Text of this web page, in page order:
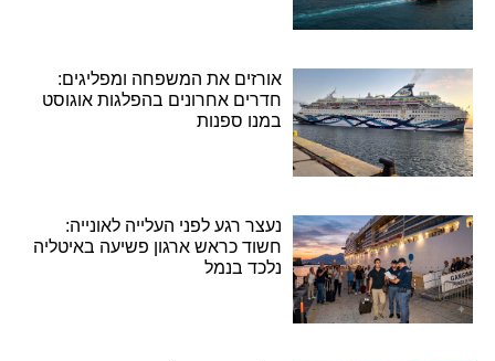
אורזים את המשפחה ומפליגים:
חדרים אחרונים בהפלגות אוגוסט
במנו ספנות
נעצר רגע לפני העלייה לאונייה:
חשוד כראש ארגון פשיעה באיטליה
נלכד בנמל